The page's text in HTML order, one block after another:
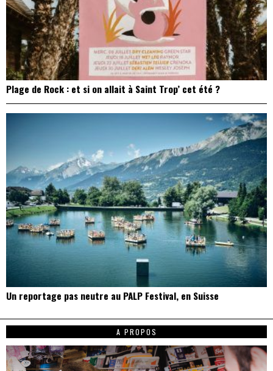
Plage de Rock : et si on allait à Saint Trop’ cet été ?
Un reportage pas neutre au PALP Festival, en Suisse
A PROPOS